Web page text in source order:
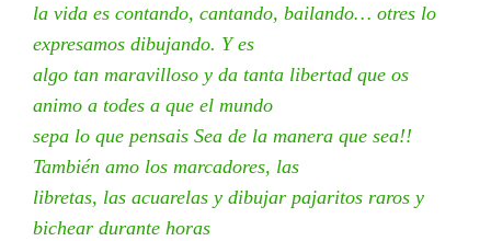
la vida es contando, cantando, bailando… otres lo
expresamos dibujando. Y es
algo tan maravilloso y da tanta libertad que os
animo a todes a que el mundo
sepa lo que pensais Sea de la manera que sea!!
También amo los marcadores, las
libretas, las acuarelas y dibujar pajaritos raros y
bichear durante horas